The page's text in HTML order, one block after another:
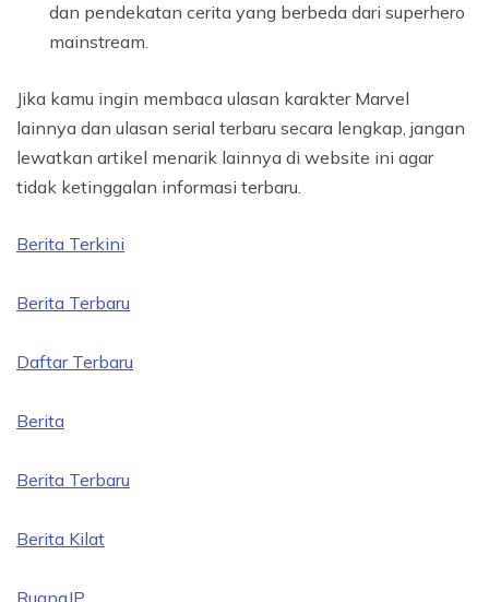
dan pendekatan cerita yang berbeda dari superhero
mainstream.
Jika kamu ingin membaca ulasan karakter Marvel
lainnya dan ulasan serial terbaru secara lengkap, jangan
lewatkan artikel menarik lainnya di website ini agar
tidak ketinggalan informasi terbaru.
Berita Terkini
Berita Terbaru
Daftar Terbaru
Berita
Berita Terbaru
Berita Kilat